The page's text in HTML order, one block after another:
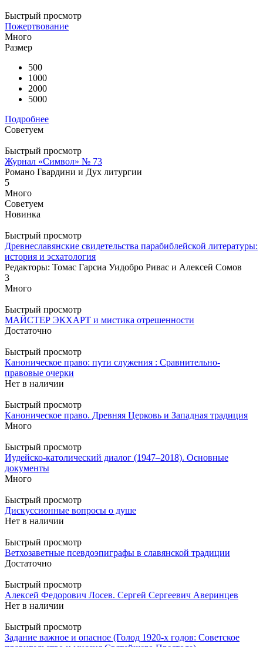
Быстрый просмотр
Пожертвование
Много
Размер
500
1000
2000
5000
Подробнее
Советуем
Быстрый просмотр
Журнал «Символ» № 73
Романо Гвардини и Дух литургии
5
Много
Советуем
Новинка
Быстрый просмотр
Древнеславянские свидетельства парабиблейской литературы:
история и эсхатология
Редакторы: Томас Гарсиа Уидобро Ривас и Алексей Сомов
3
Много
Быстрый просмотр
МАЙСТЕР ЭКХАРТ и мистика отрешенности
Достаточно
Быстрый просмотр
Каноническое право: пути служения : Сравнительно-
правовые очерки
Нет в наличии
Быстрый просмотр
Каноническое право. Древняя Церковь и Западная традиция
Много
Быстрый просмотр
Иудейско-католический диалог (1947–2018). Основные
документы
Много
Быстрый просмотр
Дискуссионные вопросы о душе
Нет в наличии
Быстрый просмотр
Ветхозаветные псевдоэпиграфы в славянской традиции
Достаточно
Быстрый просмотр
Алексей Федорович Лосев. Сергей Сергеевич Аверинцев
Нет в наличии
Быстрый просмотр
Задание важное и опасное (Голод 1920-х годов: Советское